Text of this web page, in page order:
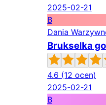
2025-02-21
B
Dania
Brukselka
4.6 (12 ocen)
2025-02-21
B